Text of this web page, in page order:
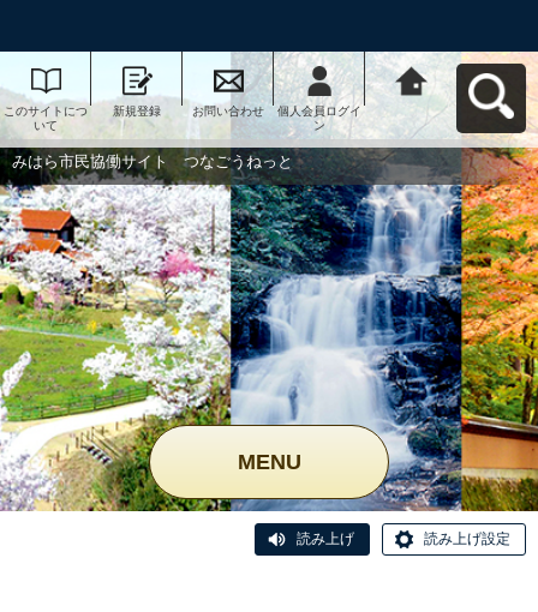
このサイトにつ
いて
新規登録 お問い合わせ
個人会員ログイ
ン
みはら市民協働
サイト つなご
うねっとへ戻る
みはら市民協働サイト つなごうねっと
MENU
読み上げ 読み上げ設定